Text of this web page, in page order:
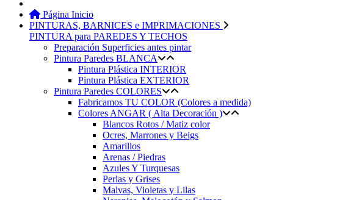
Página Inicio
PINTURAS, BARNICES e IMPRIMACIONES
PINTURA para PAREDES Y TECHOS
Preparación Superficies antes pintar
Pintura Paredes BLANCA
Pintura Plástica INTERIOR
Pintura Plástica EXTERIOR
Pintura Paredes COLORES
Fabricamos TU COLOR (Colores a medida)
Colores ANGAR ( Alta Decoración )
Blancos Rotos / Matiz color
Ocres, Marrones y Beigs
Amarillos
Arenas / Piedras
Azules Y Turquesas
Perlas y Grises
Malvas, Violetas y Lilas